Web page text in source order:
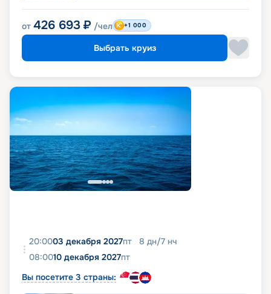
от 426 693 ₽ /чел +1 000
Выбрать круиз
20:0003 декабря 2027пт 8 дн/7 нч
08:0010 декабря 2027пт
Вы посетите 3 страны: